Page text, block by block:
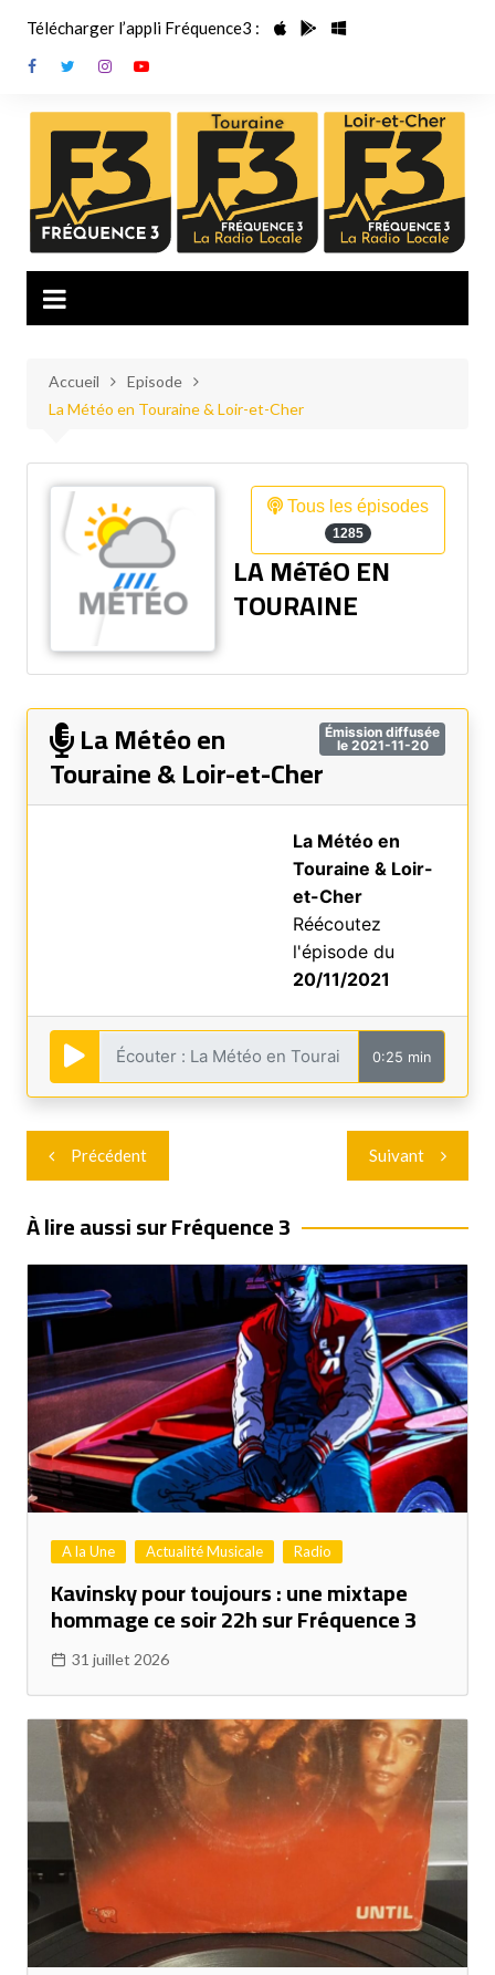
contenu
Télécharger l’appli Fréquence3 :
Accueil
Episode
La Météo en Touraine & Loir-et-Cher
Tous les épisodes
1285
LA MéTéO EN
TOURAINE
Émission diffusée
le 2021-11-20
La Météo en
Touraine & Loir-et-Cher
La Météo en
Touraine & Loir-
et-Cher
Réécoutez
l'épisode du
20/11/2021
0:25 min
Navigation
de
l’article
Précédent Suivant
À lire aussi sur Fréquence 3
A la Une Actualité Musicale Radio
Kavinsky pour toujours : une mixtape
hommage ce soir 22h sur Fréquence 3
31 juillet 2026